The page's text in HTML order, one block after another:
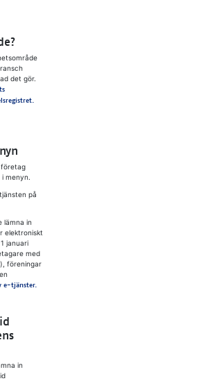
välilehteen
det gör.
menyn.
på
lämna in
elektroniskt
januari
med
föreningar
e-tjänster.
in